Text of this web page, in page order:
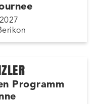
Programm